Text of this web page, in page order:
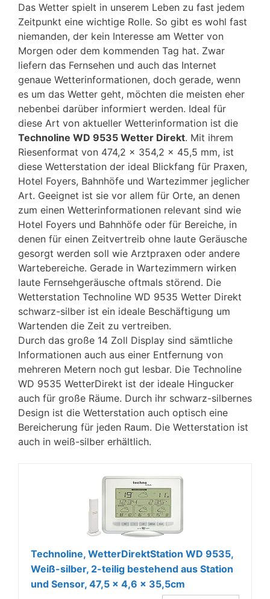
Das Wetter spielt in unserem Leben zu fast jedem
Zeitpunkt eine wichtige Rolle. So gibt es wohl fast
niemanden, der kein Interesse am Wetter von
Morgen oder dem kommenden Tag hat. Zwar
liefern das Fernsehen und auch das Internet
genaue Wetterinformationen, doch gerade, wenn
es um das Wetter geht, möchten die meisten eher
nebenbei darüber informiert werden. Ideal für
diese Art von aktueller Wetterinformation ist die
Technoline WD 9535 Wetter Direkt. Mit ihrem
Riesenformat von 474,2 x 354,2 x 45,5 mm, ist
diese Wetterstation der ideal Blickfang für Praxen,
Hotel Foyers, Bahnhöfe und Wartezimmer jeglicher
Art. Geeignet ist sie vor allem für Orte, an denen
zum einen Wetterinformationen relevant sind wie
Hotel Foyers und Bahnhöfe oder für Bereiche, in
denen für einen Zeitvertreib ohne laute Geräusche
gesorgt werden soll wie Arztpraxen oder andere
Wartebereiche. Gerade in Wartezimmern wirken
laute Fernsehgeräusche oftmals störend. Die
Wetterstation Technoline WD 9535 Wetter Direkt
schwarz-silber ist ein ideale Beschäftigung um
Wartenden die Zeit zu vertreiben.
Durch das große 14 Zoll Display sind sämtliche
Informationen auch aus einer Entfernung von
mehreren Metern noch gut lesbar. Die Technoline
WD 9535 WetterDirekt ist der ideale Hingucker
auch für große Räume. Durch ihr schwarz-silbernes
Design ist die Wetterstation auch optisch eine
Bereicherung für jeden Raum. Die Wetterstation ist
auch in weiß-silber erhältlich.
Technoline, WetterDirektStation WD 9535,
Weiß-silber, 2-teilig bestehend aus Station
und Sensor, 47,5 x 4,6 x 35,5cm